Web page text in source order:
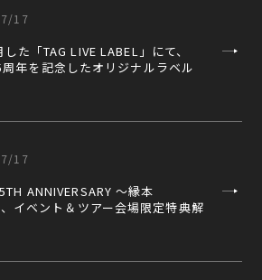
17
た「TAG LIVE LABEL」にて、
年を記念したオリジナルラベル
17
ANNIVERSARY 〜縁本
イベント＆ツアー会場限定特典解